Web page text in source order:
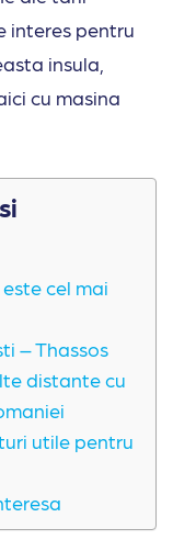
interes pentru
insula,
cu masina
cel mai
– Thassos
distante cu
utile pentru